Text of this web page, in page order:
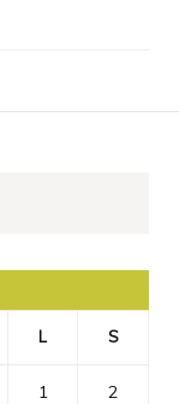
L S
1 2